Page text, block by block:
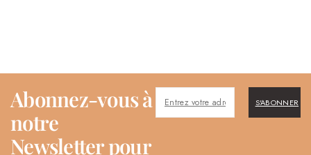
Abonnez-vous à
notre
Newsletter pour
S'ABONNER